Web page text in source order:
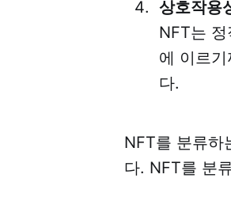
상호작용
NFT는
에 이르
다.
NFT를 분류하
다. NFT를 분